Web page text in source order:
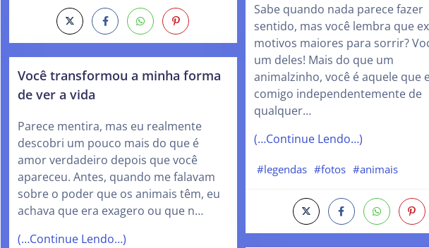
Você transformou a minha forma
de ver a vida
Parece mentira, mas eu realmente
descobri um pouco mais do que é
amor verdadeiro depois que você
apareceu. Antes, quando me falavam
sobre o poder que os animais têm, eu
achava que era exagero ou que n…
(…Continue Lendo…)
Sabe quando nada parece fazer
sentido, mas você lembra que
motivos maiores para sorrir?
um deles! Mais do que um
animalzinho, você é aquele que
comigo independentemente de
qualquer…
(…Continue Lendo…)
#legendas #fotos #animais